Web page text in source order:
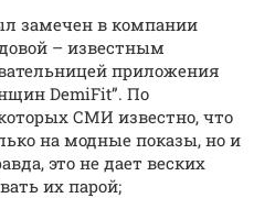
замечен в компании
– известным
приложения
DemiFit”. По
СМИ известно, что
на модные показы, но и
это не дает веских
их парой;